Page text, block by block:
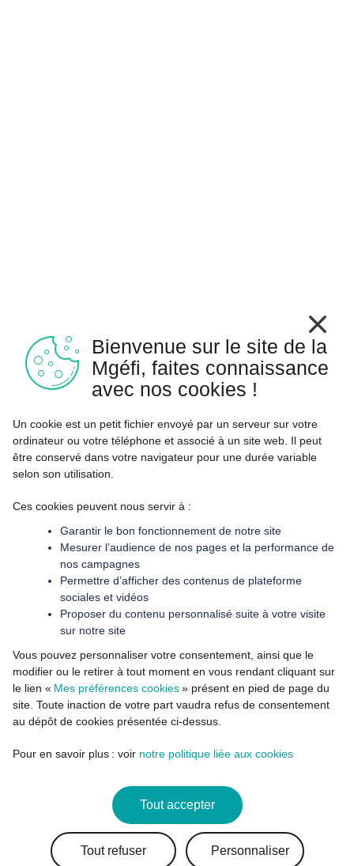
Bienvenue sur le site de la
Mgéfi, faites connaissance
avec nos cookies !
Un cookie est un petit fichier envoyé par un serveur sur votre
ordinateur ou votre téléphone et associé à un site web. Il peut
être conservé dans votre navigateur pour une durée variable
selon son utilisation.
Ces cookies peuvent nous servir à :
Garantir le bon fonctionnement de notre site
Mesurer l’audience de nos pages et la performance de
nos campagnes
Permettre d’afficher des contenus de plateforme
sociales et vidéos
Proposer du contenu personnalisé suite à votre visite
sur notre site
Vous pouvez personnaliser votre consentement, ainsi que le
modifier ou le retirer à tout moment en vous rendant cliquant sur
le lien « Mes préférences cookies» présent en pied de page du
site. Toute inaction de votre part vaudra refus de consentement
au dépôt de cookies présentée ci-dessus.
Pour en savoir plus : voir notre politique liée aux cookies
Tout accepter
Tout refuser Personnaliser